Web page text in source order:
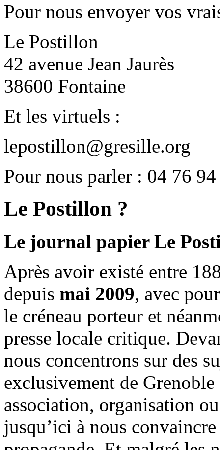
Pour nous envoyer vos
Le Postillon
42 avenue Jean Jaurès
38600 Fontaine
Et les virtuels :
lepostillon@gresille.org
Pour nous parler : 04 76
Le Postillon ?
Le journal papier Le
Après avoir existé entre
depuis mai 2009, avec
le créneau porteur et
presse locale critique.
nous concentrons sur des
exclusivement de
association, organisation
jusqu’ici à nous